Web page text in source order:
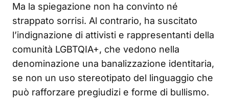
Ma la spiegazione non ha convinto né
strappato sorrisi. Al contrario, ha suscitato
l’indignazione di attivisti e rappresentanti della
comunità LGBTQIA+, che vedono nella
denominazione una banalizzazione identitaria,
se non un uso stereotipato del linguaggio che
può rafforzare pregiudizi e forme di bullismo.